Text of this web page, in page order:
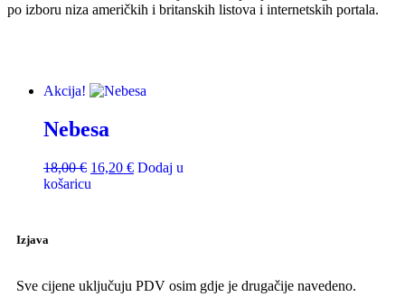
po izboru niza američkih i britanskih listova i internetskih portala.
Akcija!
Nebesa
18,00€ 16,20 € Dodaj u
košaricu
Izjava
Sve cijene uključuju PDV osim gdje je drugačije navedeno.